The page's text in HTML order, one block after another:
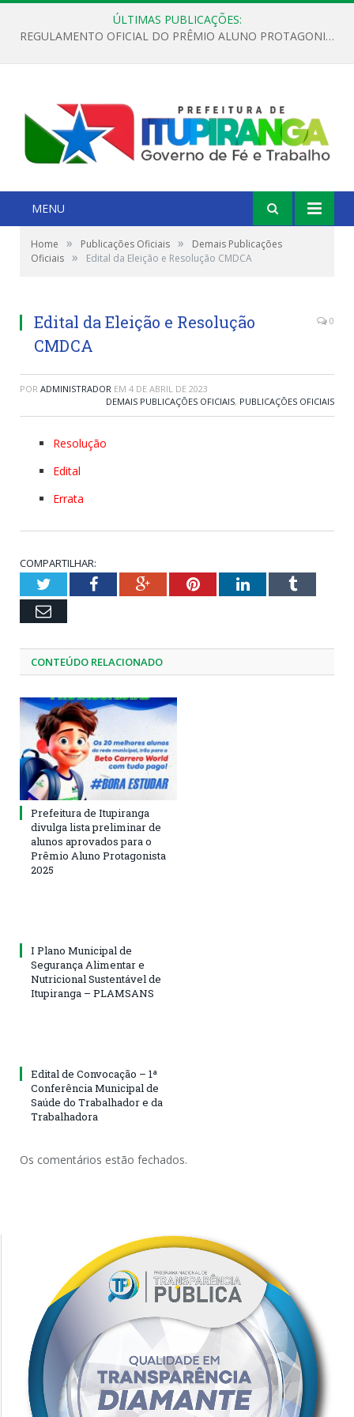
ÚLTIMAS PUBLICAÇÕES:
REGULAMENTO OFICIAL DO PRÊMIO ALUNO PROTAGONISTA – EDIÇÃO 2026
MENU
Home » Publicações Oficiais »
Demais Publicações
Oficiais » Edital da Eleição e Resolução CMDCA
Edital da Eleição e Resolução
CMDCA
0
POR ADMINISTRADOR EM 4 DE ABRIL DE 2023
DEMAIS PUBLICAÇÕES OFICIAIS, PUBLICAÇÕES OFICIAIS
Resolução
Edital
Errata
COMPARTILHAR:
TwitterFacebookGoogle+PinterestLinkedInTumblr
Email
CONTEÚDO RELACIONADO
Prefeitura de Itupiranga
divulga lista preliminar de
alunos aprovados para o
Prêmio Aluno Protagonista
2025
I Plano Municipal de
Segurança Alimentar e
Nutricional Sustentável de
Itupiranga – PLAMSANS
Edital de Convocação – 1ª
Conferência Municipal de
Saúde do Trabalhador e da
Trabalhadora
Os comentários estão fechados.